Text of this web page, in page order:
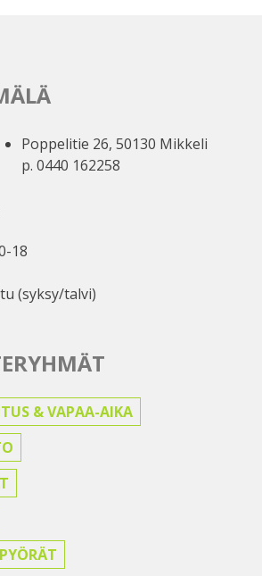
Poppelitie 26, 50130 Mikkeli
p. 0440 162258
18
(syksy/talvi)
& VAPAA-AIKA